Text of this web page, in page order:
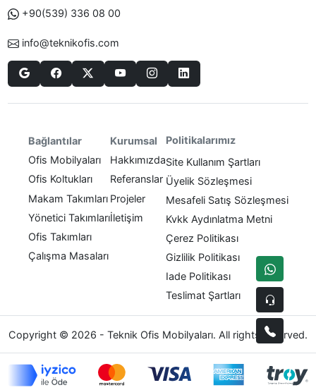
+90(539) 336 08 00
info@teknikofis.com
Bağlantılar
Ofis Mobilyaları
Ofis Koltukları
Makam Takımları
Yönetici Takımları
Ofis Takımları
Çalışma Masaları
Kurumsal
Hakkımızda
Referanslar
Projeler
İletişim
Politikalarımız
Site Kullanım Şartları
Üyelik Sözleşmesi
Mesafeli Satış Sözleşmesi
Kvkk Aydınlatma Metni
Çerez Politikası
Gizlilik Politikası
Iade Politikası
Teslimat Şartları
Copyright © 2026 - Teknik Ofis Mobilyaları. All rights reserved.